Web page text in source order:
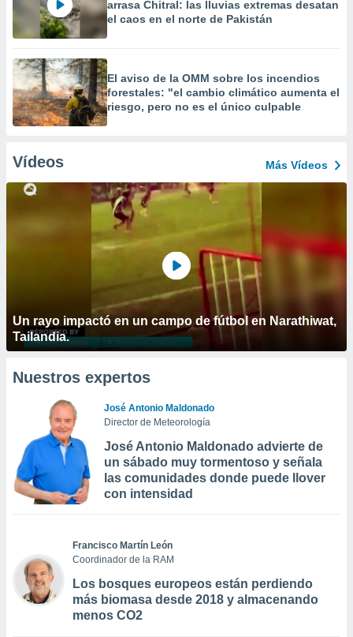
arrasa Chitral: las lluvias extremas desatan
el caos en el norte de Pakistán
El aviso de la OMM sobre los incendios
forestales: "el cambio climático aumenta el
riesgo, pero no es el único culpable
Vídeos Más Vídeos
Un rayo impactó en un campo de fútbol en Narathiwat,
Tailandia.
Nuestros expertos
José Antonio Maldonado
Director de Meteorología
José Antonio Maldonado advierte de
un sábado muy tormentoso y señala
las comunidades donde puede llover
con intensidad
Francisco Martín León
Coordinador de la RAM
Los bosques europeos están perdiendo
más biomasa desde 2018 y almacenando
menos CO2